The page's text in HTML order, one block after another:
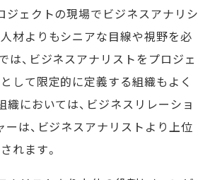
ジェクトの現場でビジネスアナリシ
材よりもシニアな目線や視野を必
は、ビジネスアナリストをプロジェ
して限定的に定義する組織もよく
織においては、ビジネスリレーショ
ーは、ビジネスアナリストより上位
れます。